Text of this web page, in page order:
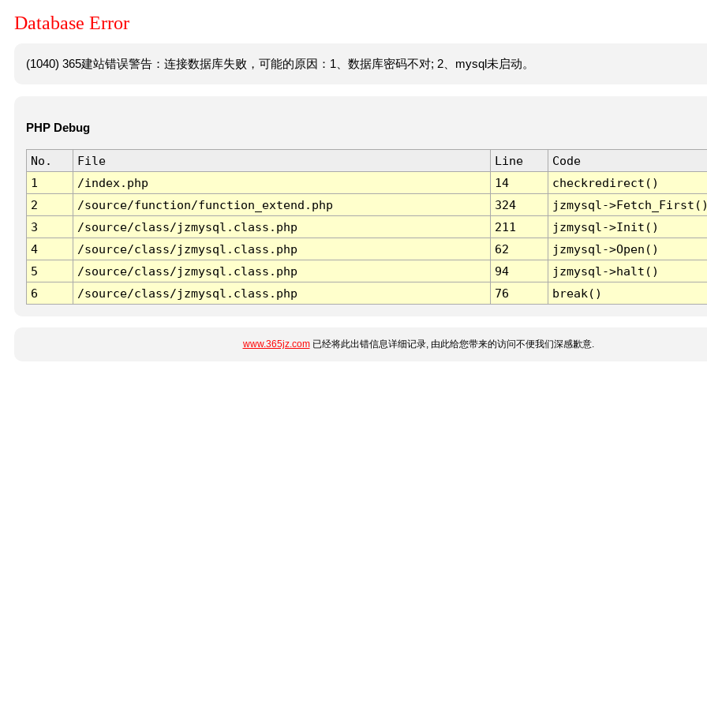
Database Error
(1040) 365建站错误警告：连接数据库失败，可能的原因：1、数据库密码不对; 2、mysql未启动。
PHP Debug
No. File Line
Code
1
/index.php 14
checkredirect()
2
/source/function/function_extend.php 324
jzmysql-
3
/source/class/jzmysql.class.php 211
jzmysql->Init()
4
/source/class/jzmysql.class.php 62
jzmysql->Open()
5
/source/class/jzmysql.class.php 94
jzmysql->halt()
6
/source/class/jzmysql.class.php 76 break()
www.365jz.com已经将此出错信息详细记录, 由此给您带来的访问不便我们深感歉意.